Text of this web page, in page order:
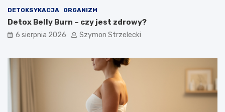
y
n
y
DETOKSYKACJA ORGANIZM
Detox Belly Burn – czy jest zdrowy?
6 sierpnia 2026 Szymon Strzelecki